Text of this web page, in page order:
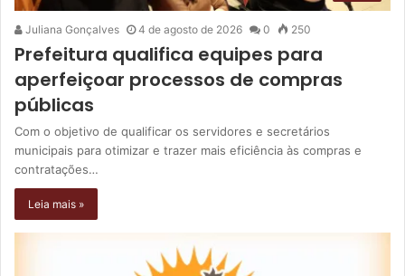
Juliana Gonçalves 4 de agosto de 2026 0 250
Prefeitura qualifica equipes para
aperfeiçoar processos de compras
públicas
Com o objetivo de qualificar os servidores e secretários
municipais para otimizar e trazer mais eficiência às compras e
contratações…
Leia mais »